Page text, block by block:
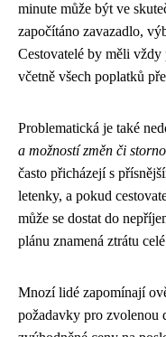
minute může být ve
započítáno zavazadlo,
Cestovatelé by měli
včetně všech poplatků
Problematická je také
a možností změn či
často přicházejí s
letenky, a pokud
může se dostat do
plánu znamená ztrátu
Mnozí lidé zapomínají
požadavky pro zvolenou